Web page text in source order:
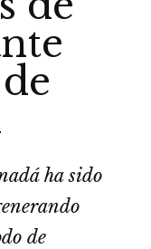
ha sido
de